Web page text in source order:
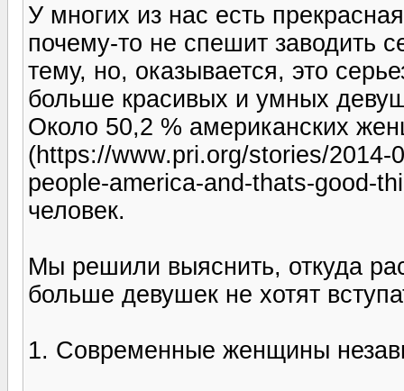
У многих из нас есть
почему-то не спешит заводить
тему, но, оказывается, это
больше красивых и умных
Около 50,2 % американских
(https://www.pri.org/stories/2014-
people-america-and-thats-good-
человек.
Мы решили выяснить, откуда
больше девушек не хотят
1. Современные женщины